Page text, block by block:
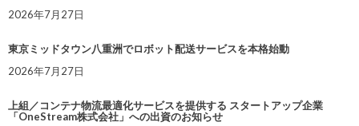
2026年7月27日
東京ミッドタウン八重洲でロボット配送サービスを本格始動
2026年7月27日
上組／コンテナ物流最適化サービスを提供する スタートアップ企業
「OneStream株式会社」への出資のお知らせ